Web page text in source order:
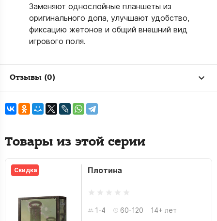
Заменяют однослойные планшеты из
оригинального допа, улучшают удобство,
фиксацию жетонов и общий внешний вид
игрового поля.
Отзывы (0)
Товары из этой серии
Скидка Плотина
1-4 60-120 14+ лет